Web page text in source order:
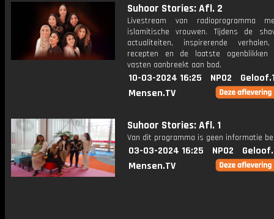
Suhoor Stories: Afl. 2
Livestream van radioprogramma
islamitische vrouwen. Tijdens de
actualiteiten, inspirerende
recepten en de laatste
vasten aanbreekt aan bod.
10-03-2024 16:25 NPO2
Mensen.TV
Suhoor Stories: Afl. 1
Van dit programma is geen informatie
03-03-2024 16:25 NPO2
Mensen.TV